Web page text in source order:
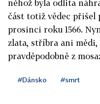
něhož byla odlita
část totiž vědec přišel
prosinci roku 1566.
zlata, stříbra ani mědi,
pravděpodobně z
#Dánsko #smrt